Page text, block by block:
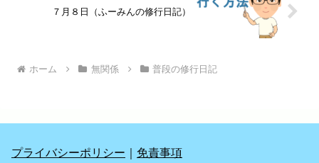
７月８日（ふーみんの修行日記）
ホーム 無関係 普段の修行日記
プライバシーポリシー 免責事項